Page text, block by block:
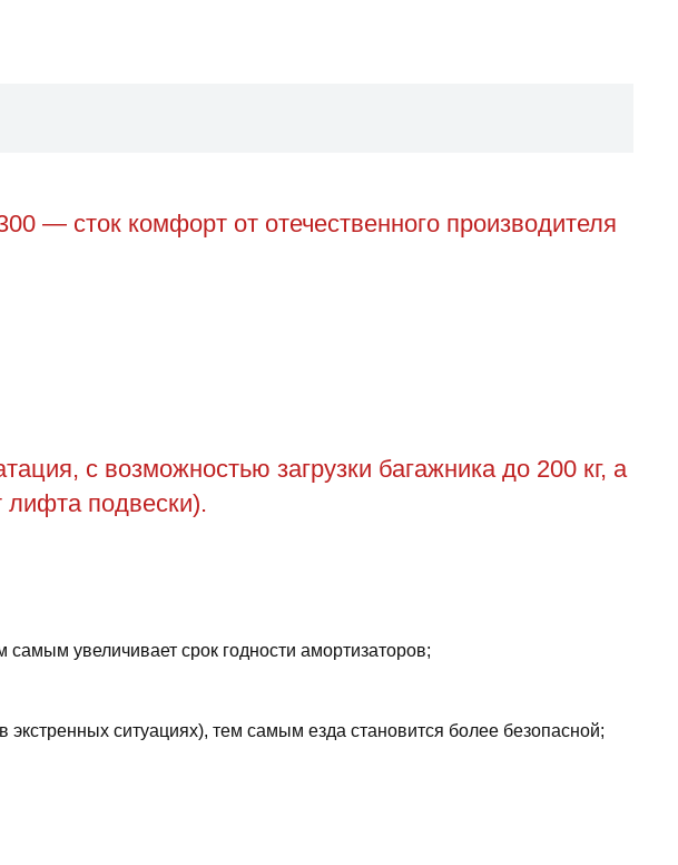
— сток комфорт от отечественного производителя
с возможностью загрузки багажника до 200 кг, а
лифта подвески).
самым увеличивает срок годности амортизаторов;
ситуациях), тем самым езда становится более безопасной;